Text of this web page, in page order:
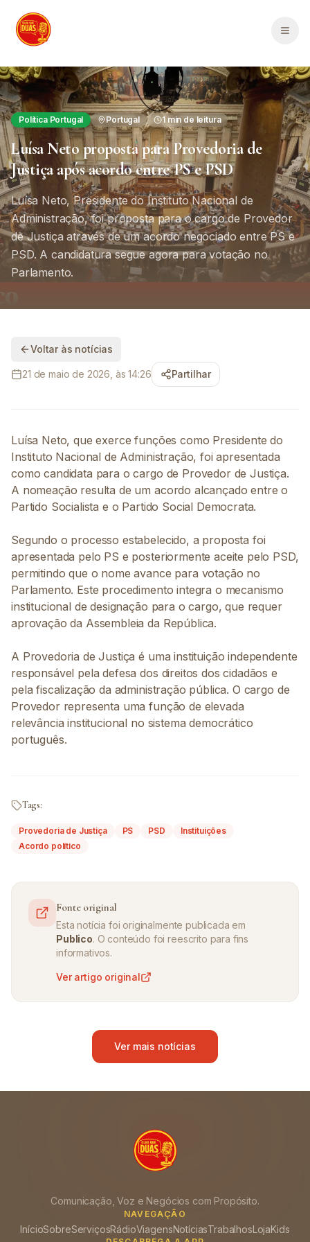
Política Portugal Portugal 1min de leitura
Luísa Neto proposta para Provedoria de
Justiça após acordo entre PS e PSD
Luísa Neto, Presidente do Instituto Nacional de
Administração, foi proposta para o cargo de Provedor
de Justiça através de um acordo negociado entre PS e
PSD. A candidatura segue agora para votação no
Parlamento.
Voltar às notícias
21 de maio de 2026, às 14:26 Partilhar
Luísa Neto, que exerce funções como Presidente do
Instituto Nacional de Administração, foi apresentada
como candidata para o cargo de Provedor de Justiça.
A nomeação resulta de um acordo alcançado entre o
Partido Socialista e o Partido Social Democrata.
Segundo o processo estabelecido, a proposta foi
apresentada pelo PS e posteriormente aceite pelo PSD,
permitindo que o nome avance para votação no
Parlamento. Este procedimento integra o mecanismo
institucional de designação para o cargo, que requer
aprovação da Assembleia da República.
A Provedoria de Justiça é uma instituição independente
responsável pela defesa dos direitos dos cidadãos e
pela fiscalização da administração pública. O cargo de
Provedor representa uma função de elevada
relevância institucional no sistema democrático
português.
Tags:
Provedoria de Justiça PS PSD
Instituições
Acordo político
Fonte original
Esta notícia foi originalmente publicada em
Publico. O conteúdo foi reescrito para fins
informativos.
Ver artigo original
Ver mais notícias
Comunicação, Voz e Negócios com Propósito.
NAVEGAÇÃO
InícioSobreServiçosRádioViagensNotíciasTrabalhosLojaKids